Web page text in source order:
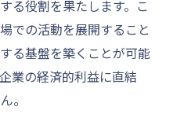
る役割を果たします。こ
での活動を展開すること
る基盤を築くことが可能
業の経済的利益に直結
。